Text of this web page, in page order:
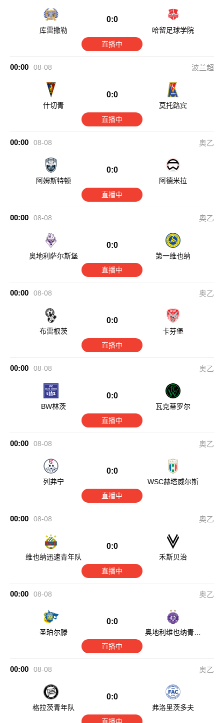
库雷撒勒
0:0
哈留足球学院
直播中
00:00 08-08 波兰超
什切青
0:0
莫托路宾
直播中
00:00 08-08 奥乙
阿姆斯特顿
0:0
阿德米拉
直播中
00:00 08-08 奥乙
奥地利萨尔斯堡
0:0
第一维也纳
直播中
00:00 08-08 奥乙
布雷根茨
0:0
卡芬堡
直播中
00:00 08-08 奥乙
BW林茨
0:0
瓦克蒂罗尔
直播中
00:00 08-08 奥乙
列弗宁
0:0
WSC赫塔威尔斯
直播中
00:00 08-08 奥乙
维也纳迅速青年队
0:0
禾斯贝治
直播中
00:00 08-08 奥乙
圣珀尔滕
0:0
奥地利维也纳青年
直播中
00:00 08-08 奥乙
格拉茨青年队
0:0
弗洛里茨多夫